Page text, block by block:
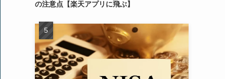
の注意点【楽天アプリに飛ぶ】